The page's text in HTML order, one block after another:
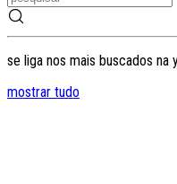
se liga nos mais buscados na
mostrar tudo